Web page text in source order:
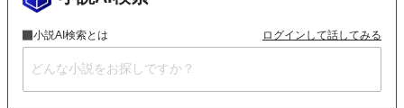
小説AI検索とは ログインして話してみる